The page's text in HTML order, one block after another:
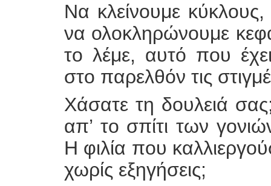
Να κλείνουμε
να ολοκληρώνουμε
το λέμε, αυτό που
στο παρελθόν τις
Χάσατε τη δουλειά
απ’ το σπίτι των
Η φιλία που
χωρίς εξηγήσεις;